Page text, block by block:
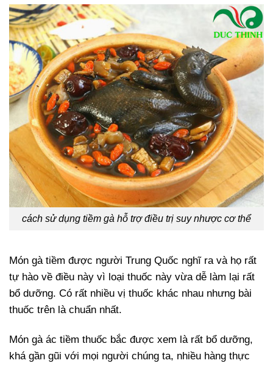
cách sử dụng tiềm gà hỗ trợ điều trị suy nhược cơ thể
Món gà tiềm được người Trung Quốc nghĩ ra và họ rất
tự hào về điều này vì loại thuốc này vừa dễ làm lại rất
bổ dưỡng. Có rất nhiều vị thuốc khác nhau nhưng bài
thuốc trên là chuẩn nhất.
Món gà ác tiềm thuốc bắc được xem là rất bổ dưỡng,
khá gần gũi với mọi người chúng ta, nhiều hàng thực